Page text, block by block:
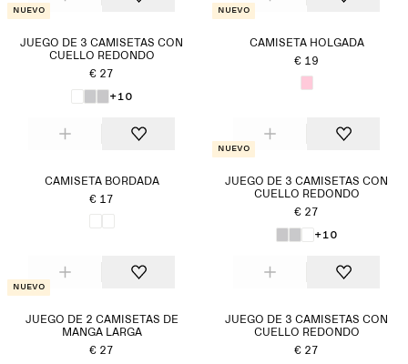
Nuevo
JUEGO DE 3 CAMISETAS CON
CUELLO REDONDO
€ 27
+10
Nuevo
CAMISETA HOLGADA
€ 19
CAMISETA BORDADA
€ 17
Nuevo
JUEGO DE 3 CAMISETAS CON
CUELLO REDONDO
€ 27
+10
Nuevo
JUEGO DE 2 CAMISETAS DE
MANGA LARGA
€ 27
JUEGO DE 3 CAMISETAS CON
CUELLO REDONDO
€ 27